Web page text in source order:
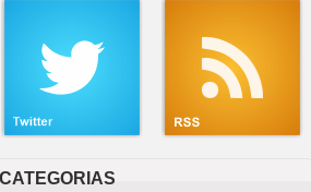
CATEGORIAS